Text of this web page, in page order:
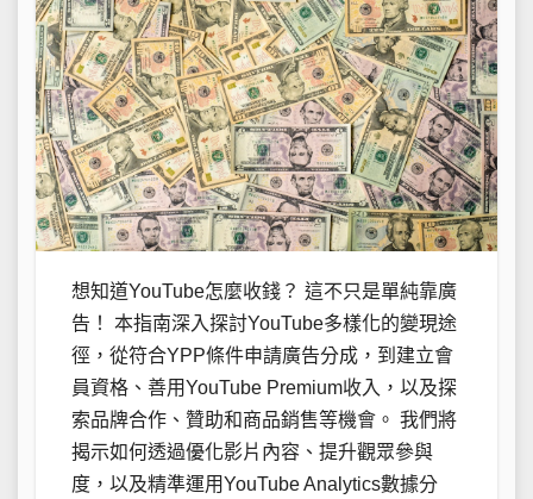
想知道YouTube怎麼收錢？ 這不只是單純靠廣
告！ 本指南深入探討YouTube多樣化的變現途
徑，從符合YPP條件申請廣告分成，到建立會
員資格、善用YouTube Premium收入，以及探
索品牌合作、贊助和商品銷售等機會。 我們將
揭示如何透過優化影片內容、提升觀眾參與
度，以及精準運用YouTube Analytics數據分